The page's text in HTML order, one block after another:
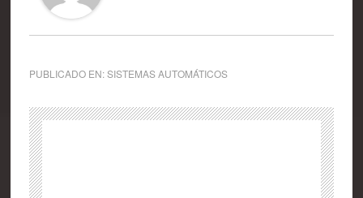
PUBLICADO EN:SISTEMAS AUTOMÁTICOS